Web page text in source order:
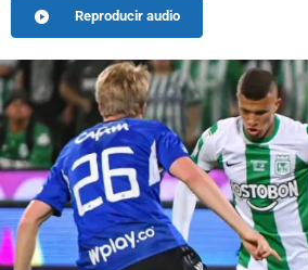
Reproducir audio